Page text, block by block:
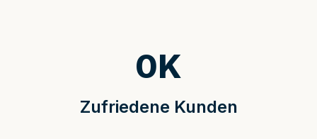
Zufriedene Kunden
0K